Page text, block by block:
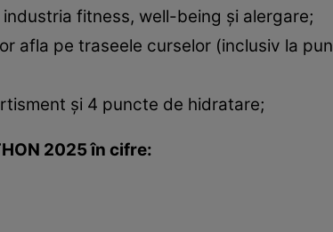
fitness, well-being și alergare;
afla pe traseele curselor (inclusiv la
și 4 puncte de hidratare;
2025în cifre: